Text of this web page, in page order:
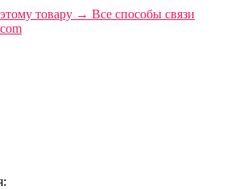
товару → Все способы связи